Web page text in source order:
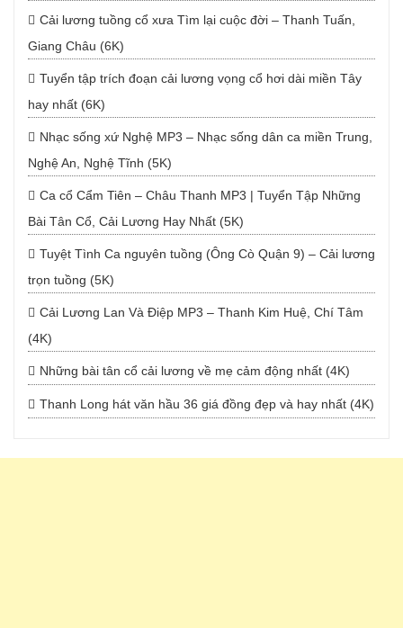
Cải lương tuồng cổ xưa Tìm lại cuộc đời – Thanh Tuấn,
Giang Châu (6K)
Tuyển tập trích đoạn cải lương vọng cổ hơi dài miền Tây
hay nhất (6K)
Nhạc sống xứ Nghệ MP3 – Nhạc sống dân ca miền Trung,
Nghệ An, Nghệ Tĩnh (5K)
Ca cổ Cẩm Tiên – Châu Thanh MP3 | Tuyển Tập Những
Bài Tân Cổ, Cải Lương Hay Nhất (5K)
Tuyệt Tình Ca nguyên tuồng (Ông Cò Quận 9) – Cải lương
trọn tuồng (5K)
Cải Lương Lan Và Điệp MP3 – Thanh Kim Huệ, Chí Tâm
(4K)
Những bài tân cổ cải lương về mẹ cảm động nhất (4K)
Thanh Long hát văn hầu 36 giá đồng đẹp và hay nhất (4K)